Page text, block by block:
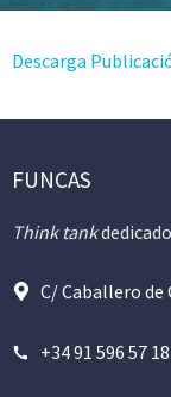
Descarga
FUNCAS
Think tank
C/ Caballero de
+34 91 596 57 18